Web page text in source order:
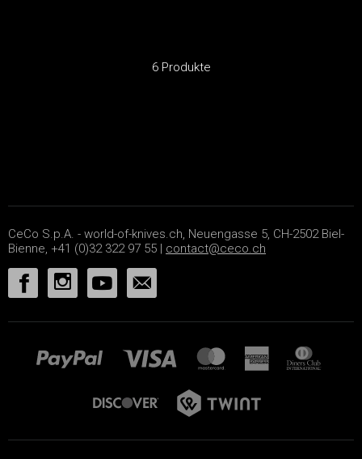
6 Produkte
CeCo S.p.A. - world-of-knives.ch, Neuengasse 5, CH-2502 Biel-
Bienne, +41 (0)32 322 97 55 | contact@ceco.ch